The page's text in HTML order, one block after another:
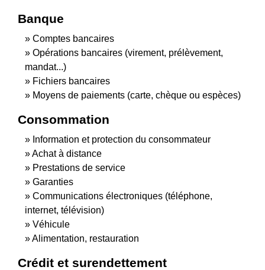
Banque
Comptes bancaires
Opérations bancaires (virement, prélèvement,
mandat...)
Fichiers bancaires
Moyens de paiements (carte, chèque ou espèces)
Consommation
Information et protection du consommateur
Achat à distance
Prestations de service
Garanties
Communications électroniques (téléphone,
internet, télévision)
Véhicule
Alimentation, restauration
Crédit et surendettement